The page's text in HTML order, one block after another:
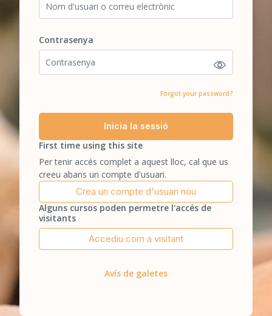
Contrasenya
Contrasenya
Forgot your password?
Inicia la sessió
First time using this site
Per tenir accés complet a aquest lloc, cal que us
creeu abans un compte d'usuari.
Crea un compte d'usuari nou
Alguns cursos poden permetre l'accés de
visitants
Accediu com a visitant
Avís de galetes